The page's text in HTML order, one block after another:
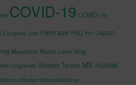
COVID-19 COVID-19-
Europese Unie Fairtrade FAO hiv Japan
Maastricht Martin Luther King
migranten Moeder Teresa MS muziek
Handschriftontwikkeling